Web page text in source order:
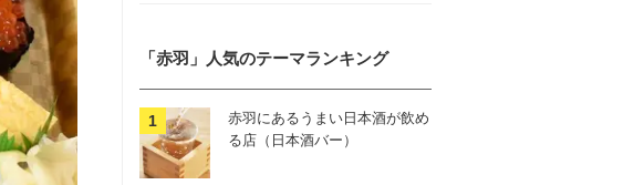
「赤羽」人気のテーマランキング
赤羽にあるうまい日本酒が飲め
る店（日本酒バー）